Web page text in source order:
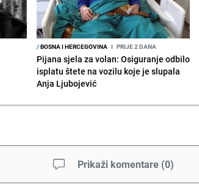
/BOSNA I HERCEGOVINA I PRIJE 2 DANA
Pijana sjela za volan: Osiguranje odbilo
isplatu štete na vozilu koje je slupala
Anja Ljubojević
Prikaži komentare (0)